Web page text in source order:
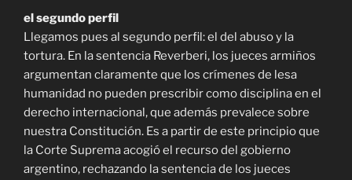
el segundo perfil
Llegamos pues al segundo perfil: el del abuso y la
tortura. En la sentencia Reverberi, los jueces armiños
argumentan claramente que los crímenes de lesa
humanidad no pueden prescribir como disciplina en el
derecho internacional, que además prevalece sobre
nuestra Constitución. Es a partir de este principio que
la Corte Suprema acogió el recurso del gobierno
argentino, rechazando la sentencia de los jueces